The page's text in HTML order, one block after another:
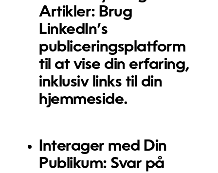
Artikler: Brug
LinkedIn’s
publiceringsplatform
til at vise din erfaring,
inklusiv links til din
hjemmeside.
Interager med Din
Publikum: Svar på